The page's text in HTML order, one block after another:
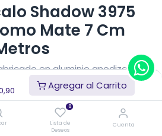
Agregar al Carrito
0
Lista de
Deseos
Cuenta
Shadow 3975
Mate 7 Cm
en aluminio anodizado,
diseñado para uso en
con una ligera curva en el
acumulación de suciedad y
manteniendo una estética
tira LED no está incluida.